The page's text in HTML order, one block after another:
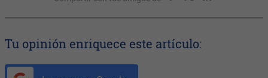
Tu opinión enriquece este artículo: